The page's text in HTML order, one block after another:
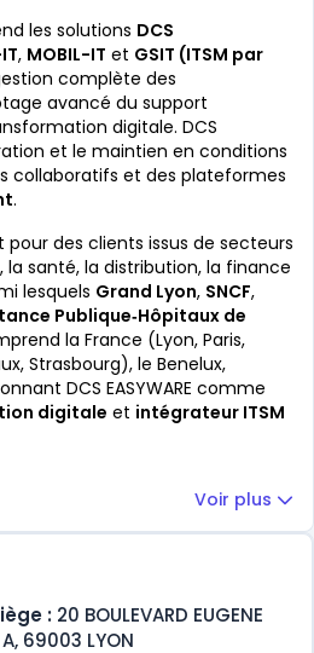
les solutions DCS
, MOBIL-IT et GSIT (ITSM par
complète des
avancé du support
digitale. DCS
et le maintien en conditions
collaboratifs et des plateformes
.
pour des clients issus de secteurs
la santé, la distribution, la finance
lesquels Grand Lyon, SNCF,
Publique‑Hôpitaux de
la France (Lyon, Paris,
Strasbourg), le Benelux,
DCS EASYWARE comme
digitale et intégrateur ITSM
Voir plus
: 20 BOULEVARD EUGENE
A, 69003 LYON